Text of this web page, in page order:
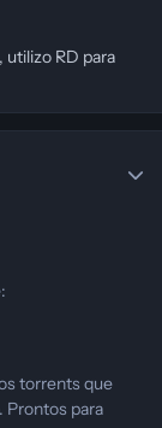
utilizo RD para
torrents que
Prontos para